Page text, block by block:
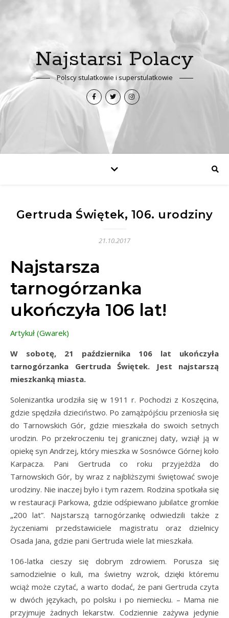
Najstarsi Polacy
Polscy stulatkowie i superstulatkowie
Gertruda Świętek, 106. urodziny
21.10.2017
Najstarsza
tarnogórzanka
ukończyła 106 lat!
Artykuł (Gwarek)
W sobotę, 21 października 106 lat ukończyła
tarnogórzanka Gertruda Świętek. Jest najstarszą
mieszkanką miasta.
Solenizantka urodziła się w 1911 r. Pochodzi z Koszęcina,
gdzie spędziła dzieciństwo. Po zamążpójściu przeniosła się
do Tarnowskich Gór, gdzie mieszkała do swoich setnych
urodzin. Po przekroczeniu tej granicznej daty, wziął ją w
opiekę syn Andrzej, który mieszka w Sosnówce Górnej koło
Karpacza. Pani Gertruda co roku przyjeżdża do
Tarnowskich Gór, by wraz z najbliższymi świętować swoje
urodziny. Nie inaczej było i tym razem. Rodzina spotkała się
w restauracji Parkowa, gdzie odśpiewano jubilatce gromkie
„200 lat”. Najstarszą tarnogórzankę odwiedzili także z
życzeniami przedstawiciele magistratu oraz dzielnicy
Osada Jana, gdzie pani Gertruda wiele lat mieszkała.
106-latka cieszy się dobrym zdrowiem. Porusza się
samodzielnie o kuli, ma świetny wzrok, dzięki któremu
wciąż może czytać, a warto dodać, że pani Gertruda czyta
w dwóch językach, po polsku i po niemiecku. – Mama nie
przyjmuje żadnych lekarstw. Codziennie zażywa jedynie